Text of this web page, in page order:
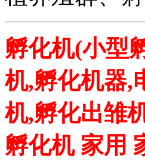
孵化机(小型
机,孵化机器,
机,孵化出雏
孵化机 家用